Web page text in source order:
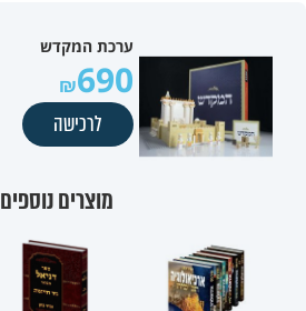
ערכת המקדש
690
לרכישה
מוצרים נוספים